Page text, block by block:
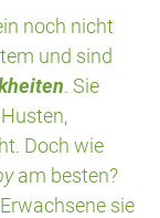
noch nicht
und sind
. Sie
Doch wie
am besten?
sie